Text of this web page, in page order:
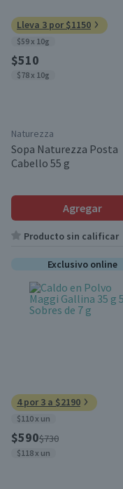
Lleva 3 por $1150
$59 x 10g
$510
$78 x 10g
Naturezza
Sopa Naturezza Posta
Cabello 55 g
Agregar
Producto sin calificar
Exclusivo online
4 por 3 a $2190
$110 x un
$590$730
$118 x un